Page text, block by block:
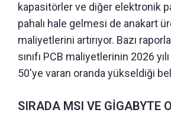
kapasitörler ve diğer elektronik
pahalı hale gelmesi de anakart
maliyetlerini artırıyor. Bazı
sınıfı PCB maliyetlerinin 2026
50'ye varan oranda yükseldiği
SIRADA MSI VE GİGABYTE